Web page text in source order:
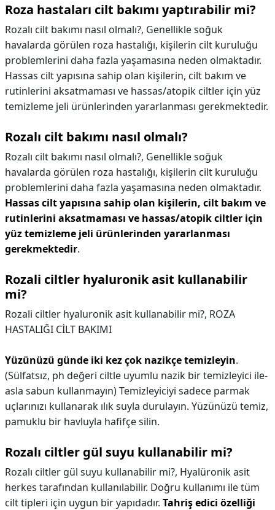
Roza hastaları cilt bakımı yaptırabilir mi?
Rozalı cilt bakımı nasıl olmalı?, Genellikle soğuk
havalarda görülen roza hastalığı, kişilerin cilt kuruluğu
problemlerini daha fazla yaşamasına neden olmaktadır.
Hassas cilt yapısına sahip olan kişilerin, cilt bakım ve
rutinlerini aksatmaması ve hassas/atopik ciltler için yüz
temizleme jeli ürünlerinden yararlanması gerekmektedir.
Rozalı cilt bakımı nasıl olmalı?
Rozalı cilt bakımı nasıl olmalı?, Genellikle soğuk
havalarda görülen roza hastalığı, kişilerin cilt kuruluğu
problemlerini daha fazla yaşamasına neden olmaktadır.
Hassas cilt yapısına sahip olan kişilerin, cilt bakım ve
rutinlerini aksatmaması ve hassas/atopik ciltler için
yüz temizleme jeli ürünlerinden yararlanması
gerekmektedir.
Rozali ciltler hyaluronik asit kullanabilir
mi?
Rozali ciltler hyaluronik asit kullanabilir mi?, ROZA
HASTALIĞI CİLT BAKIMI
Yüzünüzü günde iki kez çok nazikçe temizleyin.
(Sülfatsız, ph değeri ciltle uyumlu nazik bir temizleyici ile-
asla sabun kullanmayın) Temizleyiciyi sadece parmak
uçlarınızı kullanarak ılık suyla durulayın. ​​Yüzünüzü temiz,
pamuklu bir havluyla hafifçe silin.
Rozalı ciltler gül suyu kullanabilir mi?
Rozalı ciltler gül suyu kullanabilir mi?, Hyalüronik asit
herkes tarafından kullanılabilir. Doğru kullanımı ile tüm
cilt tipleri için uygun bir yapıdadır. Tahriş edici özelliği